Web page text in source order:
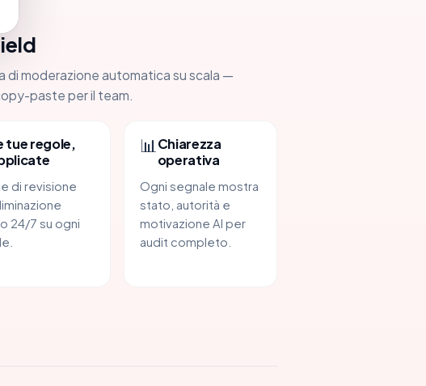
di moderazione automatica su scala —
paste per il team.
tue regole,
di revisione
24/7 su ogni
📊 Chiarezza
operativa
Ogni segnale mostra
stato, autorità e
motivazione AI per
audit completo.